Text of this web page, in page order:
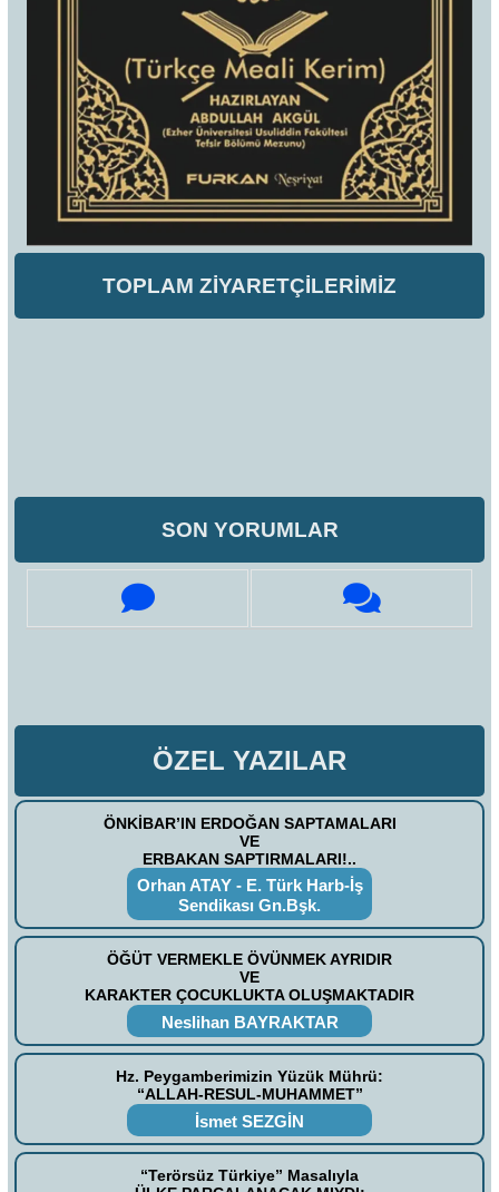
TOPLAM ZİYARETÇİLERİMİZ
SON YORUMLAR
ÖZEL YAZILAR
ÖNKİBAR’IN ERDOĞAN SAPTAMALARI
VE
ERBAKAN SAPTIRMALARI!..
Orhan ATAY - E. Türk Harb-İş
Sendikası Gn.Bşk.
ÖĞÜT VERMEKLE ÖVÜNMEK AYRIDIR
VE
KARAKTER ÇOCUKLUKTA OLUŞMAKTADIR
Neslihan BAYRAKTAR
Hz. Peygamberimizin Yüzük Mührü:
“ALLAH-RESUL-MUHAMMET”
İsmet SEZGİN
“Terörsüz Türkiye” Masalıyla